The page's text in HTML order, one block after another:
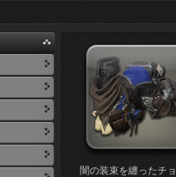
闇の装束を纏ったチ